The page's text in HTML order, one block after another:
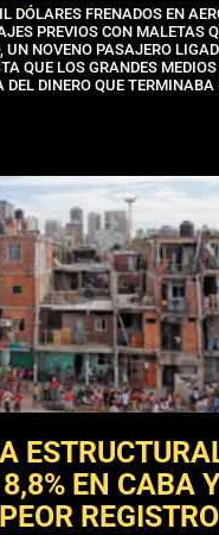
DÓLARES FRENADOS EN
PREVIOS CON MALETAS
UN NOVENO PASAJERO
QUE LOS GRANDES
DEL DINERO QUE TERMINABA
EN CABA Y